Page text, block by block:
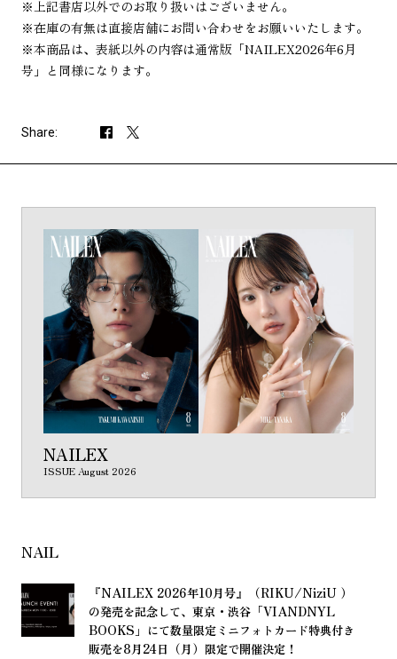
※上記書店以外でのお取り扱いはございません。
※在庫の有無は直接店舗にお問い合わせをお願いいたします。
※本商品は、表紙以外の内容は通常版「NAILEX2026年6月
号」と同様になります。
Share:
NAILEX
ISSUE August 2026
NAIL
『NAILEX 2026年10月号』（RIKU/NiziU ）
の発売を記念して、 東京 ・ 渋谷 「VIANDNYL
BOOKS」 にて数量限定 ミ ニフ ォ ト カー ド特典付き
販売を8月24日 （月） 限定で開催決定 ！